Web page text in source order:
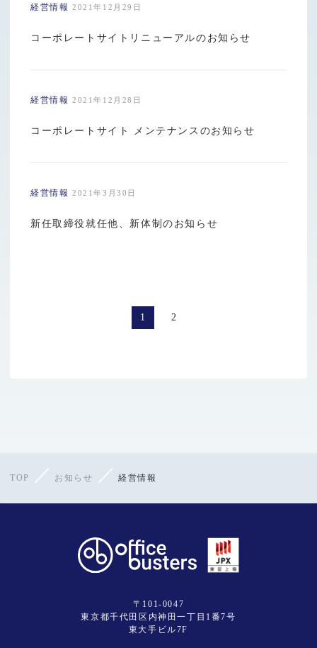
経営情報 2021年12月29日
コーポレートサイトリニューアルのお知らせ
経営情報 2021年12月28日
コーポレートサイト メンテナンスのお知らせ
経営情報 2021年3月30日
新任取締役就任他、新体制のお知らせ
1 2
TOP お知らせ 経営情報
〒101-0047
東京都千代田区内神田一丁目1番7号
東大手ビル7F